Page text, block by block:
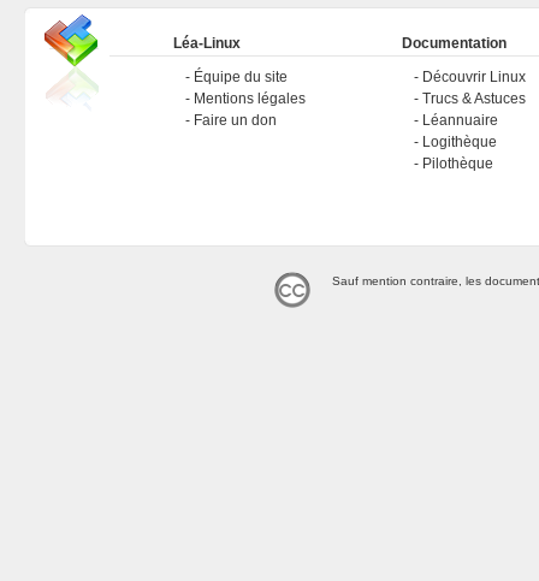
Léa-Linux
Équipe du site
Mentions légales
Faire un don
Documentation
Découvrir Linux
Trucs & Astuces
Léannuaire
Logithèque
Pilothèque
Sauf mention contraire, les